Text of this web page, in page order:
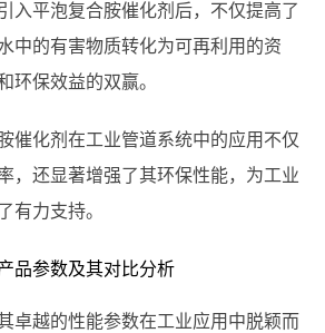
入平泡复合胺催化剂后，不仅提高了
中的有害物质转化为可再利用的资
环保效益的双赢。
催化剂在工业管道系统中的应用不仅
，还显著增强了其环保性能，为工业
有力支持。
品参数及其对比分析
卓越的性能参数在工业应用中脱颖而